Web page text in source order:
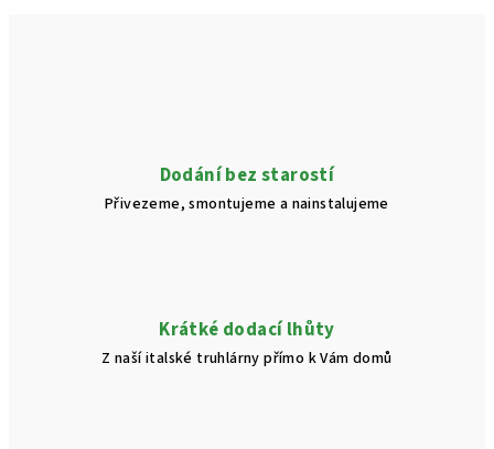
Dodání bez starostí
Přivezeme, smontujeme a nainstalujeme
Krátké dodací lhůty
Z naší italské truhlárny přímo k Vám domů